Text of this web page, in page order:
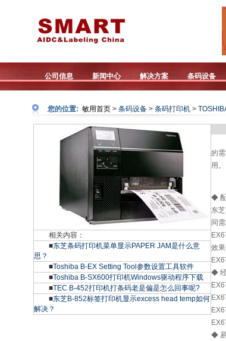
公司信息 新闻中心 解决方案 条码设备
您的位置: 敏用首页 > 条码设备 > 条码打印机 >
相关内容：
■东芝条码打印机菜单显示PAPER JAM是什么意
思？
■Toshiba B-EX Setting Tool参数设置工具软件
■Toshiba B-SX600打印机Windows驱动程序下载
■TEC B-452打印机打条码老是偏是怎么回事呢?
■东芝B-852标签打印机显示excess head temp如何
解决？
的
用。
◆
东
同需
效果
◆
◆